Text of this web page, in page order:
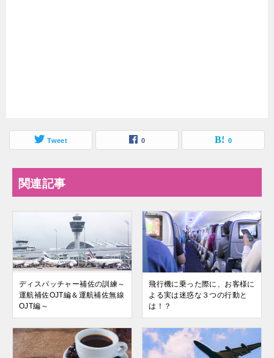
Tweet 0 0
関連記事
ディスパッチャー補佐の訓練～
運航補佐OJT編＆運航補佐無線
OJT編～
飛行機に乗った際に、お客様に
よる実は迷惑な３つの行動と
は！？